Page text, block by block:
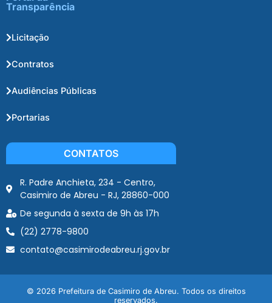
Transparência
Licitação
Contratos
Audiências Públicas
Portarias
CONTATOS
R. Padre Anchieta, 234 - Centro,
Casimiro de Abreu - RJ, 28860-000
De segunda à sexta de 9h às 17h
(22) 2778-9800
contato@casimirodeabreu.rj.gov.br
© 2026 Prefeitura de Casimiro de Abreu. Todos os direitos
reservados.